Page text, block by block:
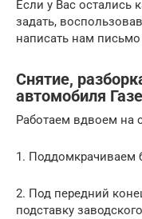
Если у Вас остались
задать,
написать нам
Снятие,
автомобиля
Работаем вдвоем на
1. Поддомкрачиваем
2. Под передний
подставку